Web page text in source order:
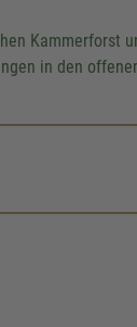
Kammerforst
in den